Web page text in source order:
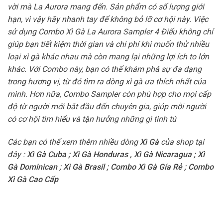
vời mà La Aurora mang đến. Sản phẩm có số lượng giới
hạn, vì vậy hãy nhanh tay để không bỏ lỡ cơ hội này. Việc
sử dụng Combo Xì Gà La Aurora Sampler 4 Điếu không chỉ
giúp bạn tiết kiệm thời gian và chi phí khi muốn thử nhiều
loại xì gà khác nhau mà còn mang lại những lợi ích to lớn
khác. Với Combo này, bạn có thể khám phá sự đa dạng
trong hương vị, từ đó tìm ra dòng xì gà ưa thích nhất của
mình. Hơn nữa, Combo Sampler còn phù hợp cho mọi cấp
độ từ người mới bắt đầu đến chuyên gia, giúp mỗi người
có cơ hội tìm hiểu và tận hưởng những gì tinh tú
Các bạn có thể xem thêm nhiều dòngXì Gàcủa shop tại
đây :Xì Gà Cuba;Xì Gà Honduras, Xì Gà Nicaragua;Xì
Gà Dominican;Xì Gà Brasil; Combo Xì Gà Gía Rẻ; Combo
Xì Gà Cao Cấp